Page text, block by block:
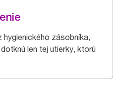
hygienického zásobníka,
len tej utierky, ktorú